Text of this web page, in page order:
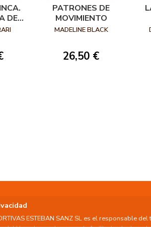
DEL
PATRONES DE
MOVIMIENTO
MADELINE BLACK
26,50 €
ESTEBAN SANZ SL es el responsable